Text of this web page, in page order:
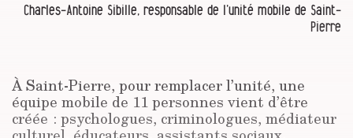
Charles-Antoine Sibille, responsable de l’unité mobile de Saint-
Pierre
À Saint-Pierre, pour remplacer l’unité, une
équipe mobile de 11 personnes vient d’être
créée : psychologues, criminologues, médiateur